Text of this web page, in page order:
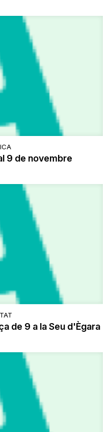
9 de novembre
de 9 a la Seu d'Ègara